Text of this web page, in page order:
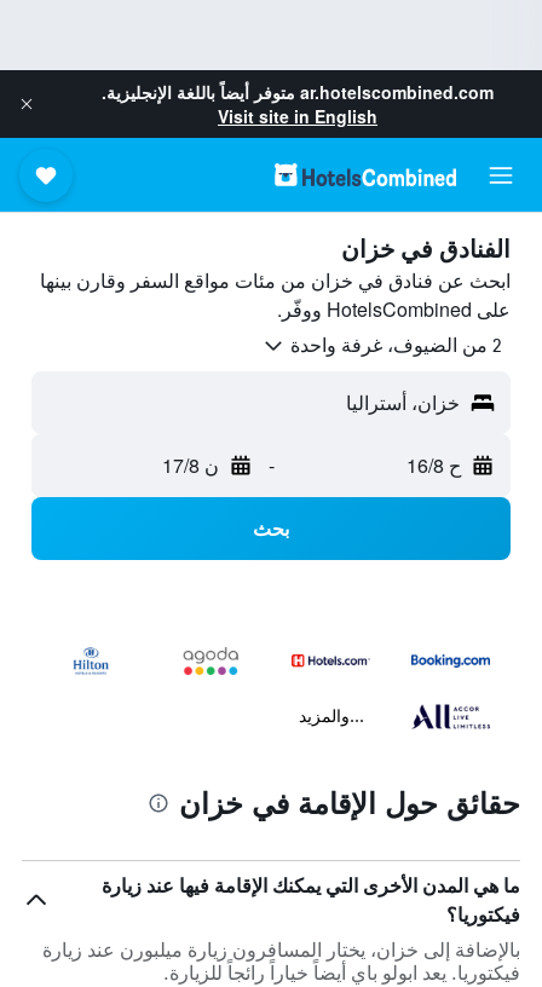
ar.hotelscombined.com متوفر أيضاً باللغة الإنجليزية.
Visit site in English
الفنادق في خزان
ابحث عن فنادق في خزان من مئات مواقع السفر وقارن بينها
على HotelsCombined ووفّر.
2 من الضيوف، غرفة واحدة
خزان، أستراليا
ح 16/8 - ن 17/8
بحث
...والمزيد
حقائق حول الإقامة في خزان
ما هي المدن الأخرى التي يمكنك الإقامة فيها عند زيارة
فيكتوريا؟
بالإضافة إلى خزان، يختار المسافرون زيارة ميلبورن عند زيارة
فيكتوريا. يعد ابولو باي أيضاً خياراً رائجاً للزيارة.